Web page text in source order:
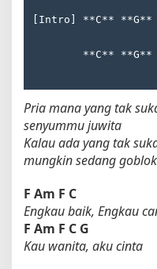
h
w
n
F
l
s
[Intro] **C** **G**
**C** **G**
Pria mana yang tak
senyummu juwita
Kalau ada yang tak
mungkin sedang goblok
F Am F C
Engkau baik, Engkau
F Am F C G
Kau wanita, aku cinta